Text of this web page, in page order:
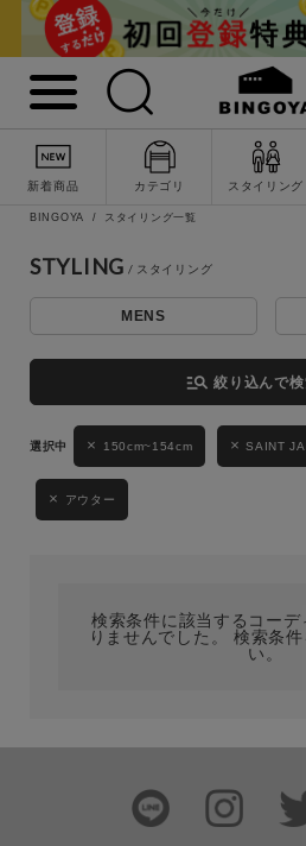
新着商品 カテゴリ スタイリング
詳細
キーワード
性別
MENS LADIES
ブランド
BINGOYA スタイリング一覧
STYLING
MENS
manage_search 絞り込んで
150cm~154cm SAINT
アウター
検索条件に該当するコーデ
りませんでした。 検索条
い。